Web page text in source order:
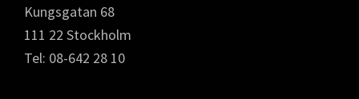
Kungsgatan 68
111 22 Stockholm
Tel: 08-642 28 10